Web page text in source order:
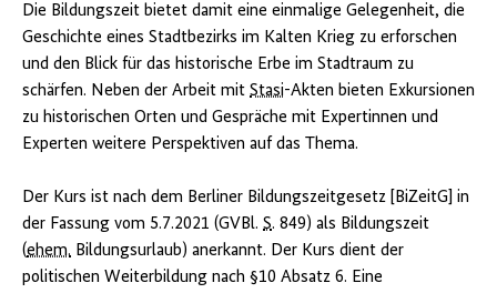
Die Bildungszeit bietet damit eine einmalige Gelegenheit, die
Geschichte eines Stadtbezirks im Kalten Krieg zu erforschen
und den Blick für das historische Erbe im Stadtraum zu
schärfen. Neben der Arbeit mit Stasi-Akten bieten Exkursionen
zu historischen Orten und Gespräche mit Expertinnen und
Experten weitere Perspektiven auf das Thema.
Der Kurs ist nach dem Berliner Bildungszeitgesetz [BiZeitG] in
der Fassung vom 5.7.2021 (GVBl. S. 849) als Bildungszeit
(ehem. Bildungsurlaub) anerkannt. Der Kurs dient der
politischen Weiterbildung nach §10 Absatz 6. Eine